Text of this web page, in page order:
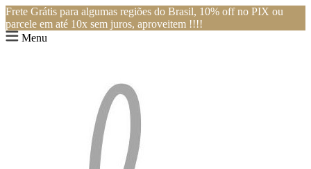
Frete Grátis para algumas regiões do Brasil, 10% off no PIX ou
parcele em até 10x sem juros, aproveitem !!!!
Menu